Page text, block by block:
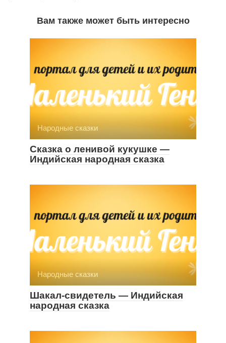
Вам также может быть интересно
Народные сказки
Сказка о ленивой кукушке —
Индийская народная сказка
Народные сказки
Шакал-свидетель — Индийская
народная сказка